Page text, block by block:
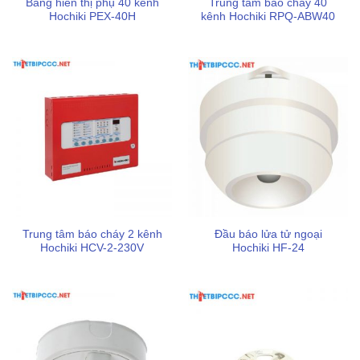
Bảng hiển thị phụ 40 kênh
Hochiki PEX-40H
Trung tâm báo cháy 40
kênh Hochiki RPQ-ABW40
Trung tâm báo cháy 2 kênh
Hochiki HCV-2-230V
Đầu báo lửa tử ngoại
Hochiki HF-24